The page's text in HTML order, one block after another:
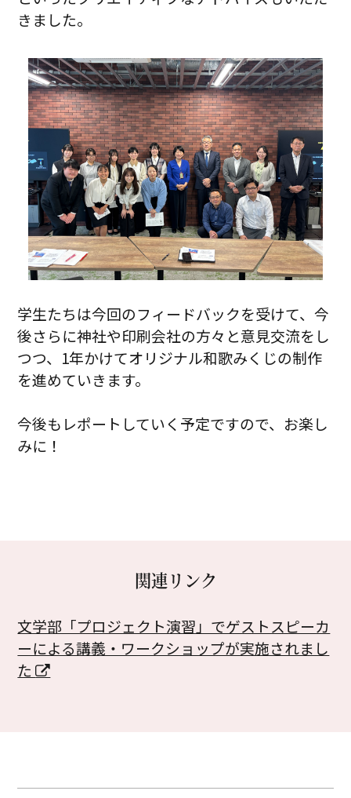
きました。
学生たちは今回のフィードバックを受けて、今
後さらに神社や印刷会社の方々と意見交流をし
つつ、1年かけてオリジナル和歌みくじの制作
を進めていきます。
今後もレポートしていく予定ですので、お楽し
みに！
関連リンク
文学部「プロジェクト演習」でゲストスピーカ
ーによる講義・ワークショップが実施されまし
た